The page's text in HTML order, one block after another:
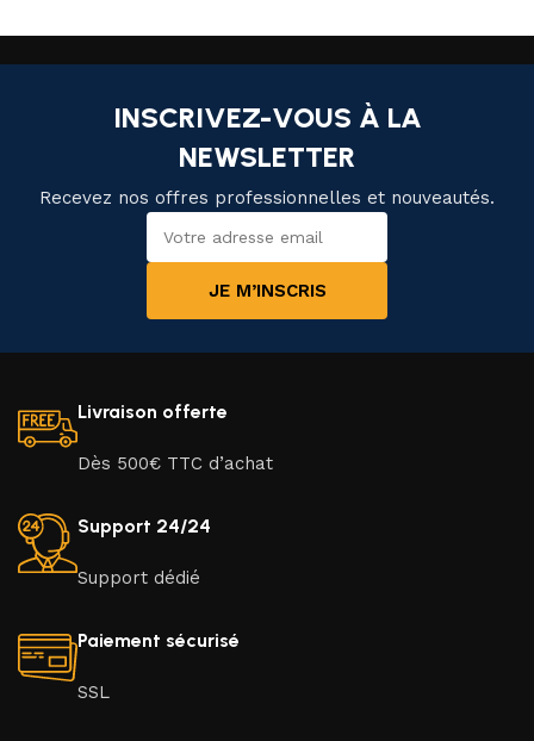
INSCRIVEZ-VOUS À LA
NEWSLETTER
Recevez nos offres professionnelles et nouveautés.
JE M’INSCRIS
Livraison offerte
Dès 500€ TTC d’achat
Support 24/24
Support dédié
Paiement sécurisé
SSL